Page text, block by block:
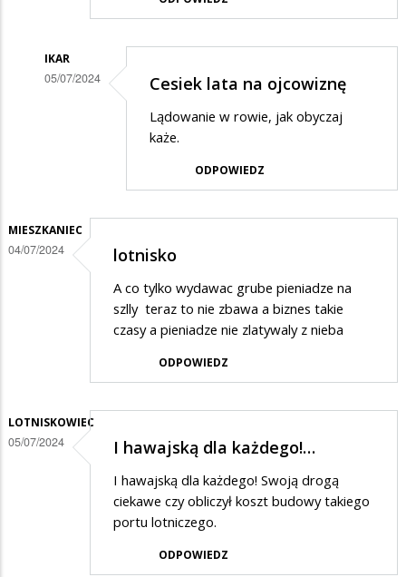
IKAR
05/07/2024
na
czym?
Cesiek lata na ojcowiznę
Lądowanie w rowie, jak obyczaj
każe.
ODPOWIEDZ
MIESZKANIEC
04/07/2024 lotnisko
A co tylko wydawac grube pieniadze na
szlly teraz to nie zbawa a biznes takie
czasy a pieniadze nie zlatywaly z nieba
ODPOWIEDZ
LOTNISKOWIEC
05/07/2024 I hawajską dla każdego!…
I hawajską dla każdego! Swoją drogą
ciekawe czy obliczył koszt budowy takiego
portu lotniczego.
ODPOWIEDZ